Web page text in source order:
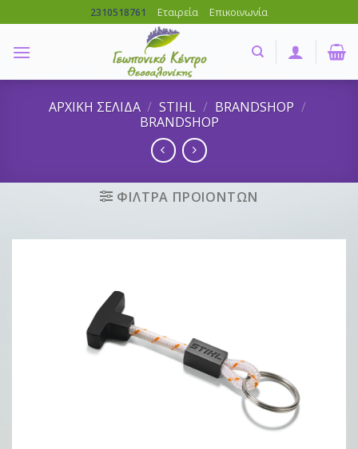
to
content
2310518761 Εταιρεία Επικοινωνία
ΑΡΧΙΚΗ ΣΕΛΙΔΑ / STIHL / BRANDSHOP /
BRANDSHOP
ΦΙΛΤΡΑ ΠΡΟΙΟΝΤΩΝ